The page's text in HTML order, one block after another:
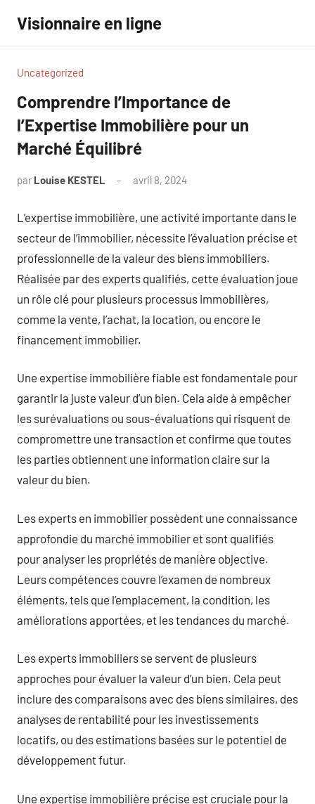
contenu
Visionnaire en ligne
Uncategorized
Comprendre l’Importance de
l’Expertise Immobilière pour un
Marché Équilibré
par Louise KESTEL avril 8, 2024
L’expertise immobilière, une activité importante dans le
secteur de l’immobilier, nécessite l’évaluation précise et
professionnelle de la valeur des biens immobiliers.
Réalisée par des experts qualifiés, cette évaluation joue
un rôle clé pour plusieurs processus immobilières,
comme la vente, l’achat, la location, ou encore le
financement immobilier.
Une expertise immobilière fiable est fondamentale pour
garantir la juste valeur d’un bien. Cela aide à empêcher
les surévaluations ou sous-évaluations qui risquent de
compromettre une transaction et confirme que toutes
les parties obtiennent une information claire sur la
valeur du bien.
Les experts en immobilier possèdent une connaissance
approfondie du marché immobilier et sont qualifiés
pour analyser les propriétés de manière objective.
Leurs compétences couvre l’examen de nombreux
éléments, tels que l’emplacement, la condition, les
améliorations apportées, et les tendances du marché.
Les experts immobiliers se servent de plusieurs
approches pour évaluer la valeur d’un bien. Cela peut
inclure des comparaisons avec des biens similaires, des
analyses de rentabilité pour les investissements
locatifs, ou des estimations basées sur le potentiel de
développement futur.
Une expertise immobilière précise est cruciale pour la